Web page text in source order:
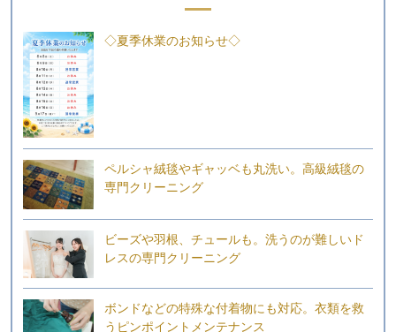
◇夏季休業のお知らせ◇
ペルシャ絨毯やギャッベも丸洗い。高級絨毯の
専門クリーニング
ビーズや羽根、チュールも。洗うのが難しいド
レスの専門クリーニング
ボンドなどの特殊な付着物にも対応。衣類を救
うピンポイントメンテナンス